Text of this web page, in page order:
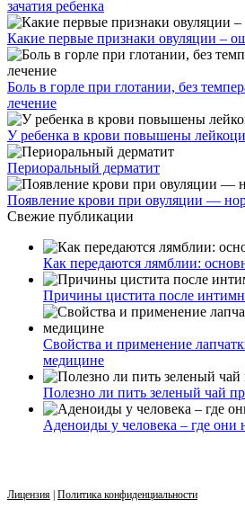
зачатия ребенка
Какие первые признаки овуляции –
Боль в горле при глотании, без
лечение
У ребенка в крови повышены
Периоральный дерматит
Появление крови при овуляции —
Свежие публикации
Как передаются лямблии:
Причины цистита после
Свойства и применение
медицине
Полезно ли пить зеленый чай
Аденоиды у человека – где они
Лицензия Политика конфиденциальности